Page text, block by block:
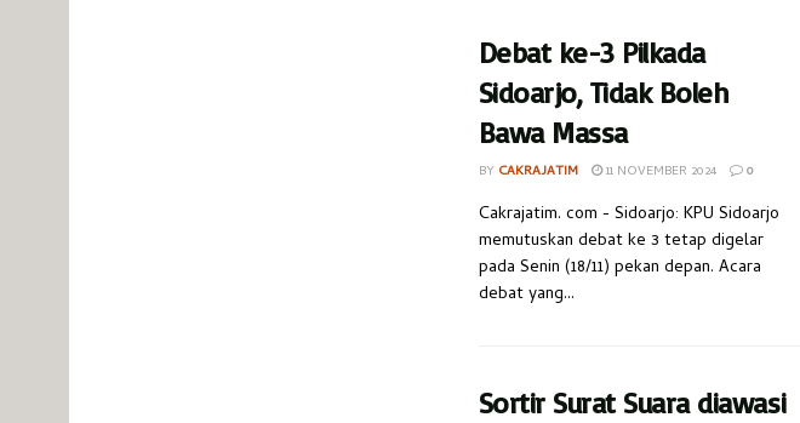
Debat ke-3 Pilkada
Sidoarjo, Tidak Boleh
Bawa Massa
BY CAKRAJATIM 11 NOVEMBER 2024 0
Cakrajatim. com - Sidoarjo: KPU Sidoarjo
memutuskan debat ke 3 tetap digelar
pada Senin (18/11) pekan depan. Acara
debat yang...
Sortir Surat Suara diawasi